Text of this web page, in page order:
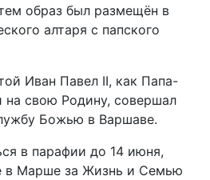
образ был размещён в
алтаря с папского
Иван Павел II, как Папа-
свою Родину, совершал
Божью в Варшаве.
в парафии до 14 июня,
в Марше за Жизнь и Семью